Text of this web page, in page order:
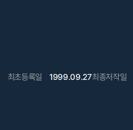
최초등록일 1999.09.27최종저작일